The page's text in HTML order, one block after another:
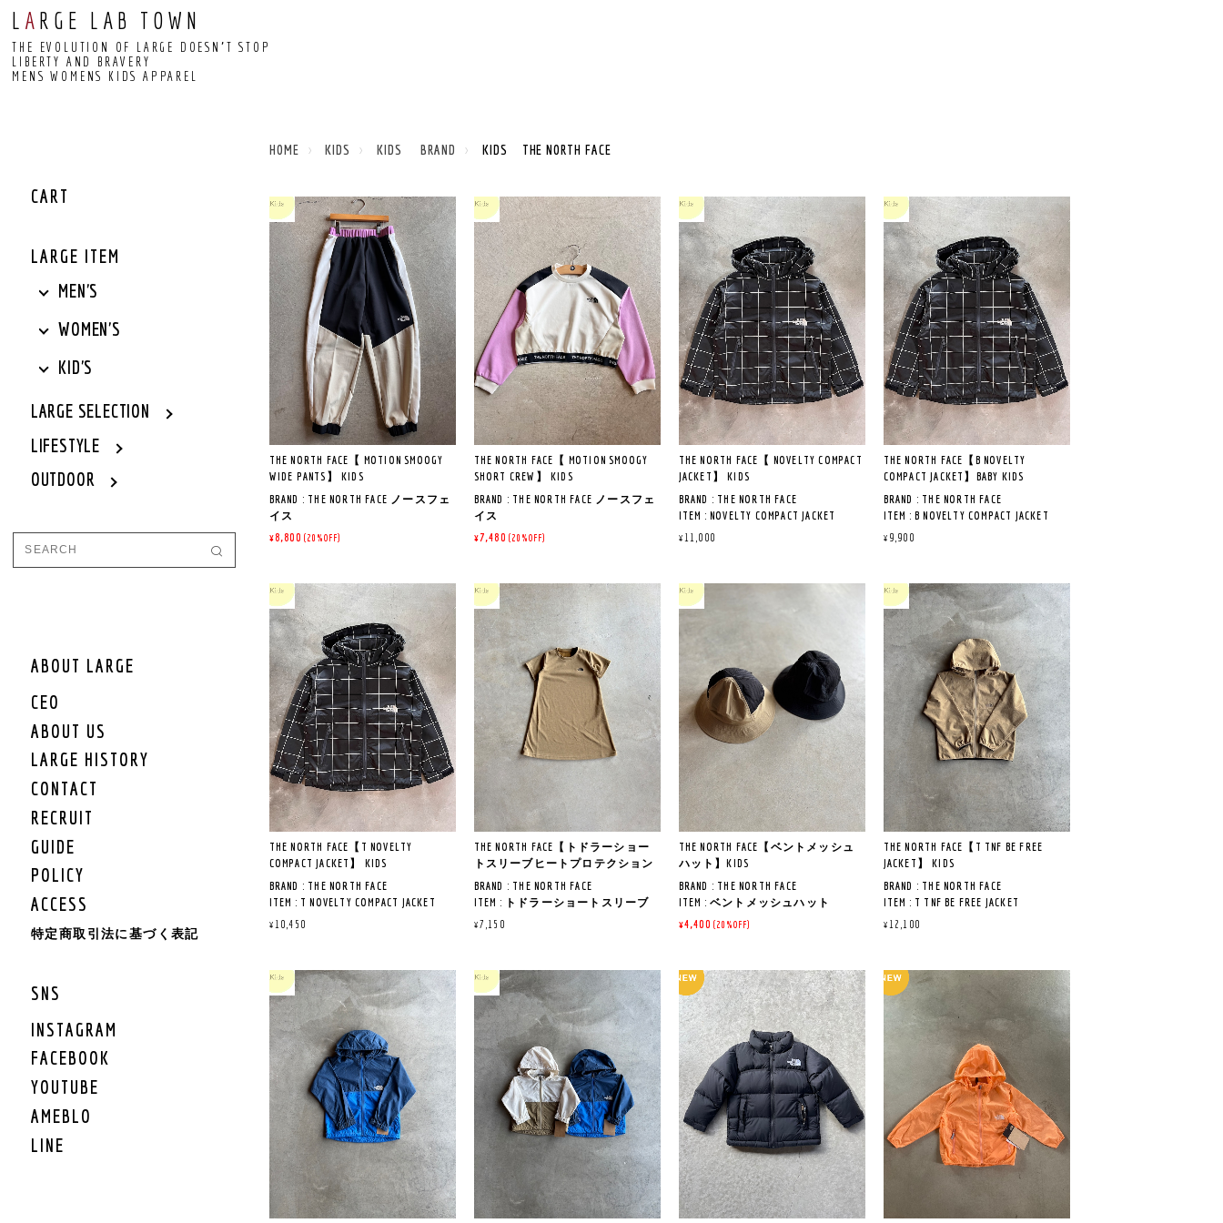
L A RGE LAB TOWN
THE EVOLUTION OF LARGE DOESN’T STOP
LIBERTY AND BRAVERY
MENS WOMENS KIDS APPAREL
HOME KIDS KIDS BRAND KIDS THE NORTH FACE
THE NORTH FACE【 MOTION SMOOGY
WIDE PANTS】 KIDS
BRAND : THE NORTH FACE ノースフェ
イス
ITEM : MOTION SMOOGY WIDE PANTS
LOT NO : NBJ32602
COL : K ブラック
QUALITY :ポリエステル 83％
複合繊維（ポリエステ
ル）17％
MADE IN INDONESIA
《商品説明》
動きやすさとトレンドを考慮した
ワイドシルエット
裾は幅広のゴム仕様で、ふわっと
した丸みのあるシルエットに
普段使いはもちろん、ダンスやス
ポーツシーンにも最適なアイテム
です
吸汗速乾性の高いポリエステルを
使用した軽量スウェット生地
UVプロテクト（UPF50+、紫外線カ
同デザインのタイプトップスもご
ざいます。
セットアップとしても着用いただ
けます。
「THE NORTH FACE KIDS URBAN
ATHLETIC STYLE」
軽やかに動けるウェアで、子ども
たちの日常はもっと自由に。
学校から週末のアクティブシーン
まで、どんな瞬間もスタイリッシ
ュに彩ってくれる新ライン
《サイズ寸法》
130㎝ :ウエスト囲53㎝/股下57㎝/
¥8,800 (20%OFF)
THE NORTH FACE【 MOTION SMOOGY
SHORT CREW】 KIDS
BRAND : THE NORTH FACE ノースフェ
イス
ITEM : MOTION SMOOGY SHORT
LOT NO : NTJ12602
COL : WD ホワイトデューン
QUALITY :身生地 ポリエステル
83％
複合繊維（ポリ
エステル）17％
裾部 ナイロン
ポリエステル
14％
ポリウレタン
11%
MADE IN INDONESIA
《商品説明》
動きやすさとトレンドを併せ持っ
たクロップド丈のワイドシルエッ
裾にはロゴ入りのジャカードゴム
仕様
です
抗菌防臭加工
吸汗速乾性の高いポリエステルを
使用した軽量スウェット生地
UVプロテクト（UPF50+、紫外線カ
ット率95%以上）機能付き
同デザインのパンツタイプもござ
います。
セットアップとしても着用いただ
「THE NORTH FACE KIDS URBAN
ATHLETIC STYLE」
軽やかに動けるウェアで、子ども
¥7,480 (20%OFF)
THE NORTH FACE【 NOVELTY COMPACT
JACKET】 KIDS
BRAND : THE NORTH FACE
ITEM : NOVELTY COMPACT JACKET
LOT NO : NPJ72512
MADE IN VIETNAM
水加工を施した、定番のウインド
ブレーカ
フードはスナップボタンで取り外
しが可能で、外したときにはボタ
ンを襟の中にしまうことができま
す。
左前身頃内側に記名ラベル付きで
す。
アウトドアから通園などの普段使
いまで、日常のさまざまなシーン
で活躍するアイテムです。
イズもございます。
《サイズ寸法》
140㎝ :着丈57㎝/身幅46㎝/肩幅41
㎝/袖丈46㎝
150㎝ :着丈61㎝/身幅49㎝/肩幅43
㎝/袖丈48㎝
160㎝ :着丈55㎝/身幅51㎝/肩幅45
㎝/袖丈51㎝
※サイズ寸法について
サイズの測り方や注意事項につい
てはトップをご覧ください。
当店のスタッフが平置きで計測し
ております。
タック入りや伸縮性のあるタイプ
等は実際の商品と誤差が生じる場
合がございます。
予めご了承ください。
¥11,000
THE NORTH FACE【B NOVELTY
COMPACT JACKET】BABY KIDS
BRAND : THE NORTH FACE
ITEM : B NOVELTY COMPACT JACKET
LOT NO : NPB72512
MADE IN VIETNAM
《商品説明》
軽くて丈夫なナイロン生地にはっ
水加工を施した、定番のウインド
ブレーカー
フードはスナップボタンで取り外
しが可能で、外したときにはボタ
ンを襟の中にしまうことができま
す。
左前身頃内側に記名ラベル付きで
す。
アウトドアから通園などの普段使
いまで、日常のさまざまなシーン
で活躍するアイテムです。
(150.160CM)もございます。
《サイズ寸法》
※サイズ寸法について
サイズの測り方や注意事項につい
てはトップをご覧ください。
当店のスタッフが平置きで計測し
ております。
タック入りや伸縮性のあるタイプ
等は実際の商品と誤差が生じる場
合がございます。
予めご了承ください。
¥9,900
THE NORTH FACE【T NOVELTY
COMPACT JACKET】 KIDS
BRAND : THE NORTH FACE
ITEM : T NOVELTY COMPACT JACKET
LOT NO : NPT72512
MADE IN VIETNAM
《商品説明》
軽くて丈夫なナイロン生地にはっ
水加工を施した、定番のウインド
ブレーカ
フードはスナップボタンで取り外
しが可能で、外したときにはボタ
ンを襟の中にしまうことができま
す。
左前身頃内側に記名ラベル付きで
す。
アウトドアから通園などの普段使
いまで、日常のさまざまなシーン
¥10,450
THE NORTH FACE【トドラーショー
トスリーブヒートプロテクション
ワンピース】KIDS
BRAND : THE NORTH FACE
ITEM : トドラーショートスリーブ
ヒートプロテクションワンピース
QUALITY : POLYESTER44％,複合繊維
56％
MADE IN VIETNAM
《商品説明》
高い通気性と遮熱性という相反す
る機能を併せ持ち、肌を紫外線か
ら守る、猛暑に対応する「ヒート
プロテクション」コレクション。
ワンピースのトドラーモデルで
す。
ダブルニット構造により、通気性
を高めています。ダブルニットの
表面は高濃度セラミック糸を使用
¥7,150
THE NORTH FACE【ベントメッシュ
ハット】KIDS
BRAND : THE NORTH FACE
ITEM : ベントメッシュハット
LOT NO : NNJ02522
QUALITY : ナイロン100％
MADE IN INDONESIA
《商品説明》
本体後方にメッシュ素材を配置し
た、通気性に優れたハット。
フロントは軽く撥水性のあるナイ
ロン素材、後方側はポリエステル
メッシュを使用。
メッシュの面積を広くすることで
通気性を高め、頭部のムレや熱を
効率的に放出します。
タレがなくても耳から首筋まわり
¥4,400 (20%OFF)
THE NORTH FACE【T TNF BE FREE
JACKET】 KIDS
BRAND : THE NORTH FACE
ITEM : T TNF BE FREE JACKET
LOT NO : NPT22551
テル41％
MADE IN VIETNAM
《商品説明》
通気性とUVカット機能を備えた素
材に、虫よけ加工を施した高機能
ジャケットのトドラーモデル。
軽くなめらかな生地は、表面の通
気孔により熱がこもりにくく、高
い通気性が特徴。
UVガード（UPF30-50＋、紫外線カ
ット率90％以上）機能付き。
フードはドットボタンで取り外し
¥12,100
CART
LARGE ITEM
MEN'S
WOMEN'S
KID'S
LARGE SELECTION
LIFESTYLE
OUTDOOR
ABOUT LARGE
CEO
ABOUT US
LARGE HISTORY
CONTACT
RECRUIT
GUIDE
POLICY
ACCESS
特定商取引法に基づく表記
SNS
INSTAGRAM
FACEBOOK
YOUTUBE
AMEBLO
LINE